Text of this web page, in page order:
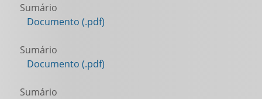
Sumário
Documento (.pdf)
Sumário
Documento (.pdf)
Sumário